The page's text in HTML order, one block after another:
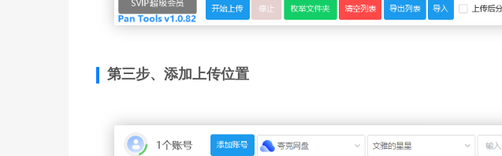
第三步、添加上传位置